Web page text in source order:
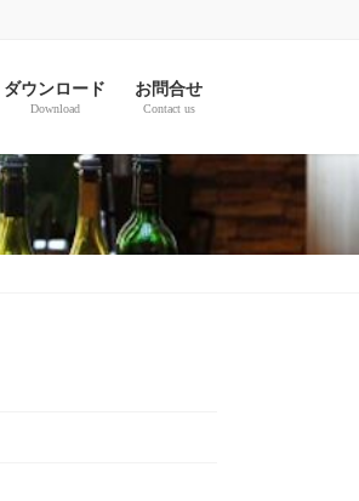
ダウンロード
Download
お問合せ
Contact us